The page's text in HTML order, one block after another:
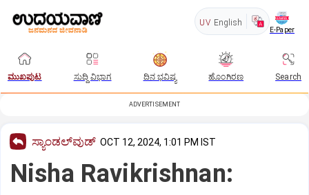
UV English
E-Paper
ಮುಖಪುಟ ಸುದ್ದಿ ವಿಭಾಗ ದಿನ ಭವಿಷ್ಯ ಹೊಂಗಿರಣ Search
ADVERTISEMENT
ಸ್ಯಾಂಡಲ್‌ವುಡ್‌ OCT 12, 2024, 1:01 PM IST
Nisha Ravikrishnan: